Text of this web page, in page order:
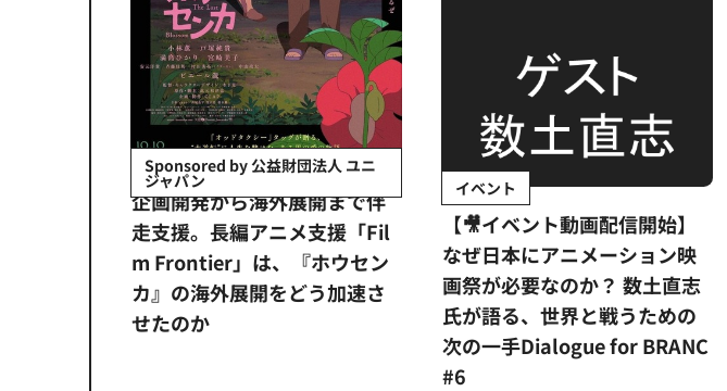
Sponsored by 公益財団法人 ユニ
ジャパン
企画開発から海外展開まで伴
走支援。長編アニメ支援「Fil
m Frontier」は、『ホウセン
カ』の海外展開をどう加速さ
せたのか
イベント
【🎥イベント動画配信開始】
なぜ日本にアニメーション映
画祭が必要なのか？ 数土直志
氏が語る、世界と戦うための
次の一手Dialogue for BRANC
#6